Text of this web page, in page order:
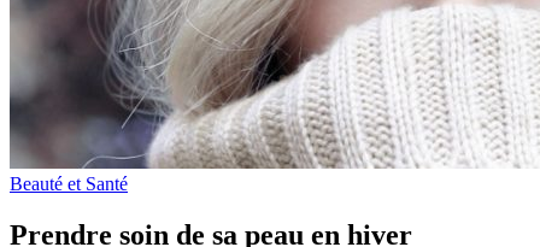
Beauté et Santé
Prendre soin de sa peau en hiver